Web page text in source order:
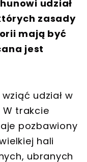
udział
zasady
mają być
jest
udział w
trakcie
pozbawiony
hali
ubranych